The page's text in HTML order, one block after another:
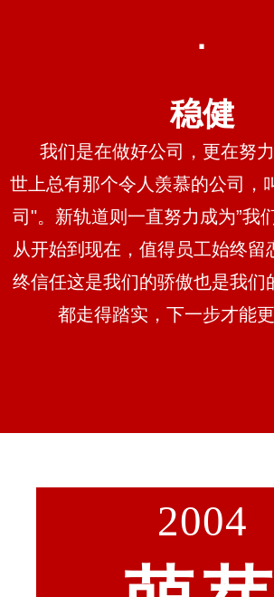
·
稳健
我们是在做好公司，更在努
世上总有那个令人羡慕的公司，
司"。 新轨道则一直努力成为”我
从开始到现在，值得员工始终留
终信任这是我们的骄傲也是我们
都走得踏实，下一步才能更
2004